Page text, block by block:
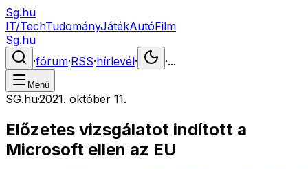
Sg.hu
IT/TechTudományJátékAutóFilm
Sg.hu
·fórum·RSS·hírlevél· ·...
Menü
SG.hu·2021. október 11.
Előzetes vizsgálatot indított a
Microsoft ellen az EU